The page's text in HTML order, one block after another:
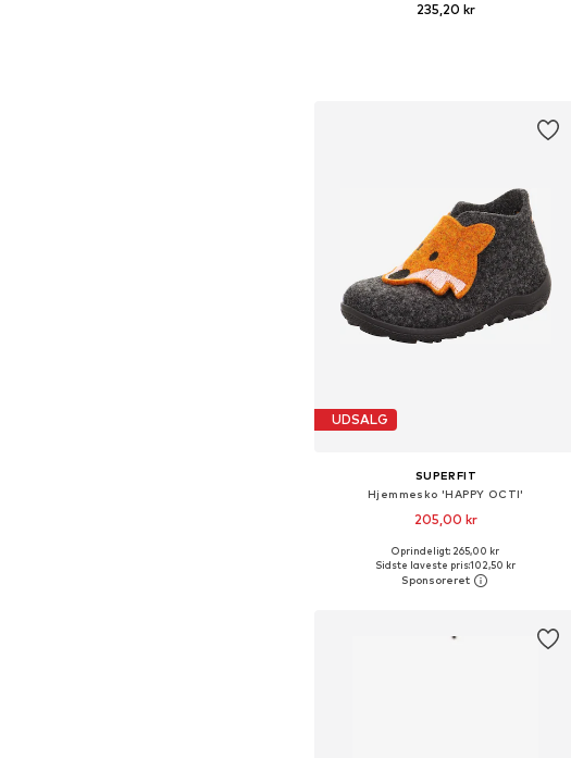
235,20 kr
UDSALG
SUPERFIT
Hjemmesko 'HAPPY OCTI'
205,00 kr
+3
Fås i mange størrelser
Føj til indkøbskurv
Oprindeligt: 265,00 kr
Sidste laveste pris:102,50 kr